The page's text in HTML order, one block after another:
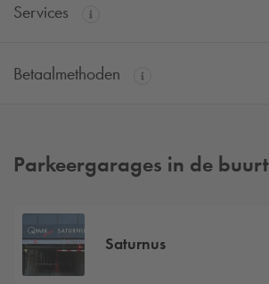
Services
Betaalmethoden
Parkeergarages in de buurt
Saturnus